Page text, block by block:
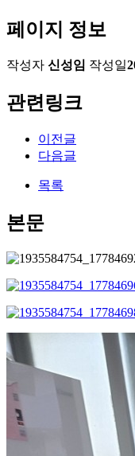
페이지 정보
작성자 신성임 작성일
관련링크
이전글
다음글
목록
본문